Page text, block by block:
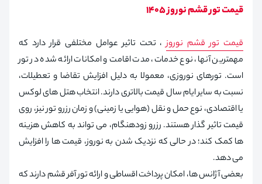
قیمت تور قشم نوروز ۱۴۰۵
قیمت تور قشم نوروز، تحت تاثیر عوامل مختلفی قرار دارد که
مهمترین آنها، نوع خدمات، مدت اقامت و امکانات ارائه شده در تور
است. تورهای نوروزی، معمولا به دلیل افزایش تقاضا و تعطیلات،
نسبت به سایر ایام سال قیمت بالاتری دارند. انتخاب هتل های لوکس
یا اقتصادی، نوع حمل و نقل (هوایی یا زمینی) و زمان رزرو تور نیز، روی
قیمت تاثیر گذار هستند. رزرو زودهنگام، می تواند به کاهش هزینه
ها کمک کند؛ در حالی که نزدیک شدن به نوروز، قیمت ها را افزایش
می دهد.
بعضی آژانس ها، امکان پرداخت اقساطی و ارائه تور آفر قشم دارند که